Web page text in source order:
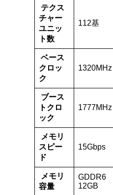
テクス
チャー
ユニッ
ト数
112基
ベース
クロッ
ク
1320MHz
ブース
トクロ
ック
1777MHz
メモリ
スピー
ド
15Gbps
メモリ
容量
GDDR6
12GB